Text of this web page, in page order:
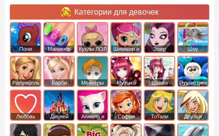
Категории для девочек
Пони
креатор
Маникюр Куклы ЛОЛ
Шиммер и
Шайн
Эвер
Афтер Хай
Шоу
дельфинов
Рапунцель Барби Мейкеры Музыка Школа Пушистики
Любовь Дисней
Анжела и
том
София
Прекрасная
Тотали
Спайс
Друзья
ангелов